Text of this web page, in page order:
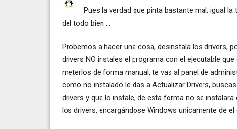
Pues la verdad que pinta bastante mal, igual
del todo bien ...
Probemos a hacer una cosa, desinstala los drivers,
drivers NO instales el programa con el ejecutable
meterlos de forma manual, te vas al panel de
como no instalado le das a Actualizar Drivers,
drivers y que lo instale, de esta forma no se
los drivers, encargándose Windows unicamente de